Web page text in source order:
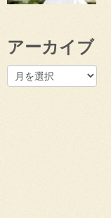
アーカイブ